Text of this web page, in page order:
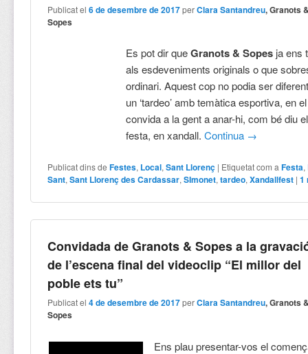
Publicat el6 de desembre de 2017 perClara Santandreu, Granots
Sopes
Es pot dir queGranots & Sopes ja ens
als esdeveniments originals o que
ordinari. Aquest cop no podia ser
un ‘tardeo’ amb temàtica esportiva, en
convida a la gent a anar-hi, com bé diu
festa, en xandall.Continua →
Publicat dins de Festes, Local,Sant Llorenç | Etiquetat com a Festa,
Sant,Sant Llorenç des Cardassar,SImonet,tardeo,Xandallfest |1
Convidada de Granots & Sopes a la
de l’escena final del videoclip “El millor del
poble ets tu”
Publicat el4 de desembre de 2017 perClara Santandreu, Granots
Sopes
Ens plau presentar-vos el